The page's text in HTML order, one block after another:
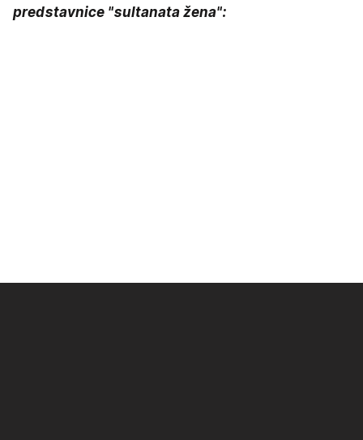
predstavnice "sultanata žena":